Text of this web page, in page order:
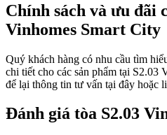
Chính sách và ưu đãi
Vinhomes Smart City
Quý khách hàng có nhu cầu tìm
chi tiết cho các sản phẩm tại S2.03
để lại thông tin tư vấn tại đây hoặc
Đánh giá tòa S2.03